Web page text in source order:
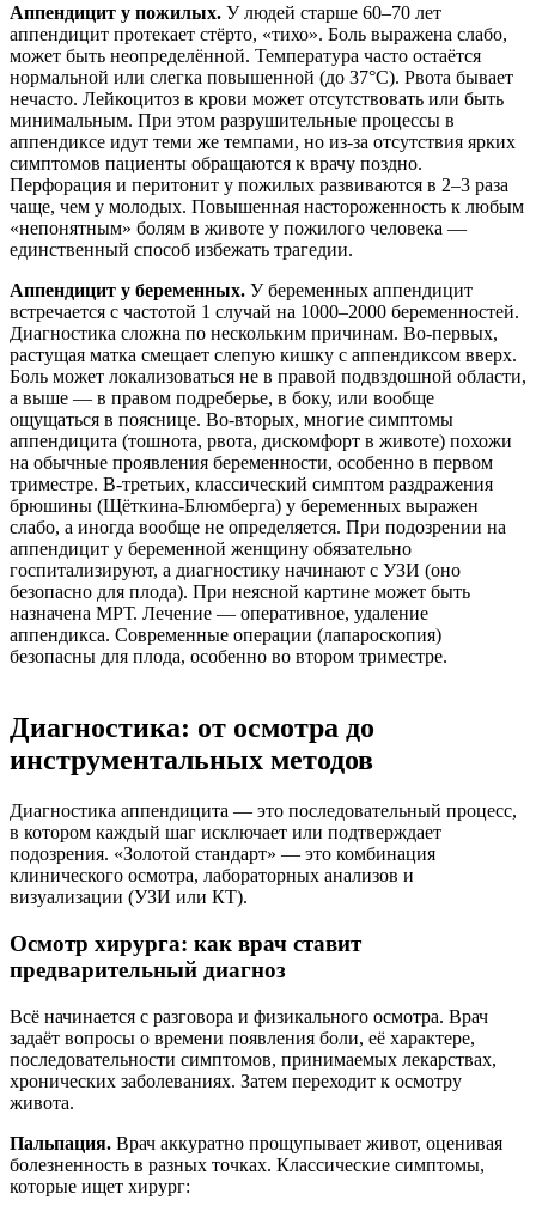
Аппендицит у пожилых. У людей старше 60–70 лет
аппендицит протекает стёрто, «тихо». Боль выражена слабо,
может быть неопределённой. Температура часто остаётся
нормальной или слегка повышенной (до 37°C). Рвота бывает
нечасто. Лейкоцитоз в крови может отсутствовать или быть
минимальным. При этом разрушительные процессы в
аппендиксе идут теми же темпами, но из-за отсутствия ярких
симптомов пациенты обращаются к врачу поздно.
Перфорация и перитонит у пожилых развиваются в 2–3 раза
чаще, чем у молодых. Повышенная настороженность к любым
«непонятным» болям в животе у пожилого человека —
единственный способ избежать трагедии.
Аппендицит у беременных. У беременных аппендицит
встречается с частотой 1 случай на 1000–2000 беременностей.
Диагностика сложна по нескольким причинам. Во-первых,
растущая матка смещает слепую кишку с аппендиксом вверх.
Боль может локализоваться не в правой подвздошной области,
а выше — в правом подреберье, в боку, или вообще
ощущаться в пояснице. Во-вторых, многие симптомы
аппендицита (тошнота, рвота, дискомфорт в животе) похожи
на обычные проявления беременности, особенно в первом
триместре. В-третьих, классический симптом раздражения
брюшины (Щёткина-Блюмберга) у беременных выражен
слабо, а иногда вообще не определяется. При подозрении на
аппендицит у беременной женщину обязательно
госпитализируют, а диагностику начинают с УЗИ (оно
безопасно для плода). При неясной картине может быть
назначена МРТ. Лечение — оперативное, удаление
аппендикса. Современные операции (лапароскопия)
безопасны для плода, особенно во втором триместре.
Диагностика: от осмотра до
инструментальных методов
Диагностика аппендицита — это последовательный процесс,
в котором каждый шаг исключает или подтверждает
подозрения. «Золотой стандарт» — это комбинация
клинического осмотра, лабораторных анализов и
визуализации (УЗИ или КТ).
Осмотр хирурга: как врач ставит
предварительный диагноз
Всё начинается с разговора и физикального осмотра. Врач
задаёт вопросы о времени появления боли, её характере,
последовательности симптомов, принимаемых лекарствах,
хронических заболеваниях. Затем переходит к осмотру
живота.
Пальпация. Врач аккуратно прощупывает живот, оценивая
болезненность в разных точках. Классические симптомы,
которые ищет хирург: